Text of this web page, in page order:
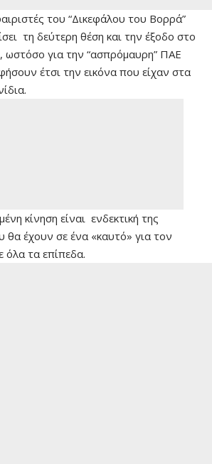
του “Δικεφάλου του Βορρά”
τη δεύτερη θέση και την έξοδο στο
ωστόσο για την “ασπρόμαυρη” ΠΑΕ
έτσι την εικόνα που είχαν στα
κίνηση είναι ενδεκτική της
θα έχουν σε ένα «καυτό» για τον
όλα τα επίπεδα.